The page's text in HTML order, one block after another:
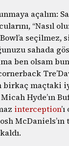
açalım:
“Nasıl
seçilmez,
sahada
ben olsam
birkaç maçtaki
Hyde’ın
interception
McDaniels’ın